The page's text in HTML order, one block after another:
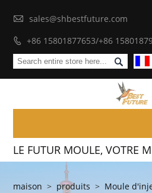
 sales@shbestfuture.com
 +86 15801877653/+86

LE FUTUR MOULE, VOTRE
maison > produits > Moule